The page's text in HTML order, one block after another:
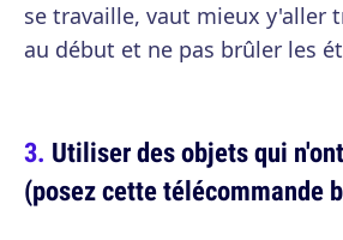
se travaille, vaut mieux y'aller
au début et ne pas brûler les
Utiliser des objets qui
(posez cette télécommande